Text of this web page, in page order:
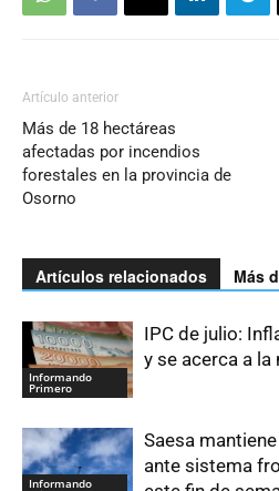
Artículo anterior
Más de 18 hectáreas
afectadas por incendios
forestales en la provincia de
Osorno
Artículos relacionados Más
Informando
Primero
IPC de julio:
y se acerca a
Informando
Saesa
ante sistema